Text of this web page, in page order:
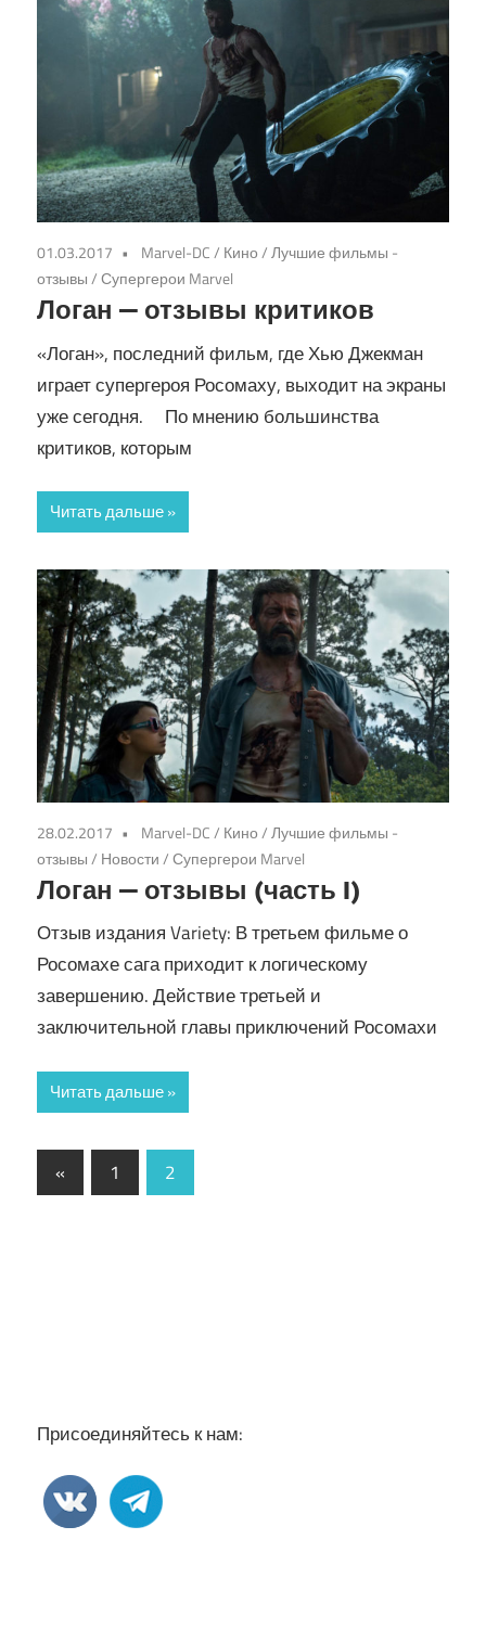
01.03.2017 Marvel-DC/ Кино/Лучшие фильмы -
отзывы/Супергерои Marvel
Логан — отзывы критиков
«Логан», последний фильм, где Хью Джекман
играет супергероя Росомаху, выходит на экраны
уже сегодня. По мнению большинства
критиков, которым
Читать дальше
28.02.2017 Marvel-DC/ Кино/Лучшие фильмы -
отзывы/ Новости/Супергерои Marvel
Логан — отзывы (часть I)
Отзыв издания Variety: В третьем фильме о
Росомахе сага приходит к логическому
завершению. Действие третьей и
заключительной главы приключений Росомахи
Читать дальше
Пагинация
« Предыдущие
записи
1 2
Присоединяйтесь к нам: